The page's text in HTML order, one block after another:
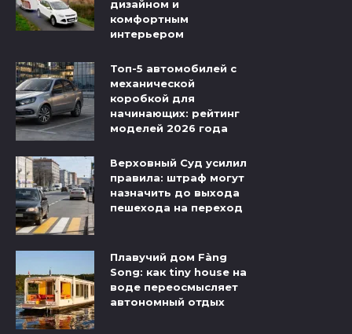
дизайном и
комфортным
интерьером
Топ-5 автомобилей с
механической
коробкой для
начинающих: рейтинг
моделей 2026 года
Верховный Суд усилил
правила: штраф могут
назначить до выхода
пешехода на переход
Плавучий дом Fàng
Song: как tiny house на
воде переосмысляет
автономный отдых